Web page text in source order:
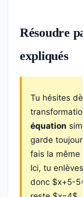
Résoudre
expliqués
Tu hésites
équation
garde
fais la même
Ici, tu
donc $x+5-